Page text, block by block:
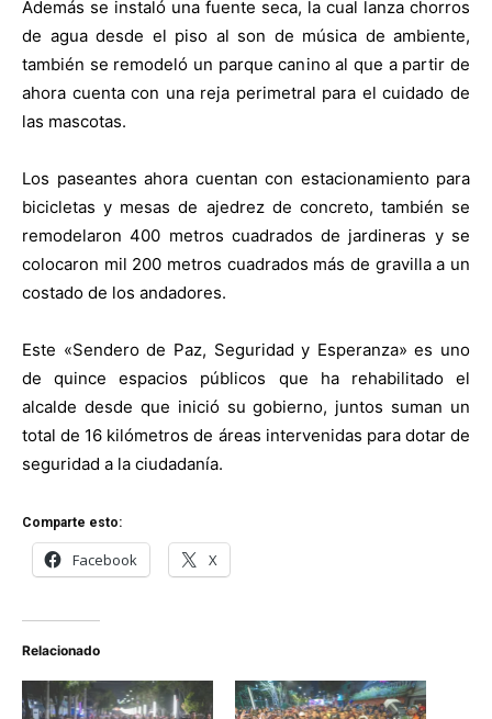
Además se instaló una fuente seca, la cual lanza chorros
de agua desde el piso al son de música de ambiente,
también se remodeló un parque canino al que a partir de
ahora cuenta con una reja perimetral para el cuidado de
las mascotas.
Los paseantes ahora cuentan con estacionamiento para
bicicletas y mesas de ajedrez de concreto, también se
remodelaron 400 metros cuadrados de jardineras y se
colocaron mil 200 metros cuadrados más de gravilla a un
costado de los andadores.
Este «Sendero de Paz, Seguridad y Esperanza» es uno
de quince espacios públicos que ha rehabilitado el
alcalde desde que inició su gobierno, juntos suman un
total de 16 kilómetros de áreas intervenidas para dotar de
seguridad a la ciudadanía.
Comparte esto:
Facebook X
Relacionado